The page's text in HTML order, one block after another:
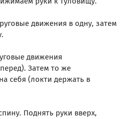
движения в одну, затем
движения
Затем то же
себя (локти держать в
Поднять руки вверх,